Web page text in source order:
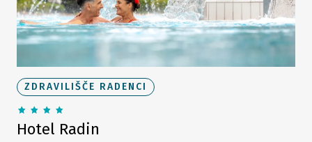
ZDRAVILIŠČE RADENCI
Hotel Radin